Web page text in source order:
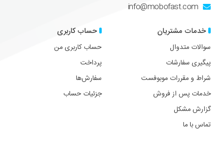
info@mobofast.com
خدمات مشتریان
سوالات متدوال
پیگیری سفارشات
شراط و مقررات موبوفست
خدمات پس از فروش
گزارش مشکل
تماس با ما
حساب کاربری
حساب کاربری من
پرداخت
سفارش‌ها
جزئیات حساب